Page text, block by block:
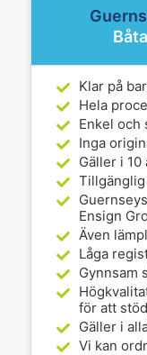
Klar på
Hela
Enkel och
Inga
Gäller i 10
Ensign
Även
Låga
Gynnsam
för att
Gäller i
Vi kan